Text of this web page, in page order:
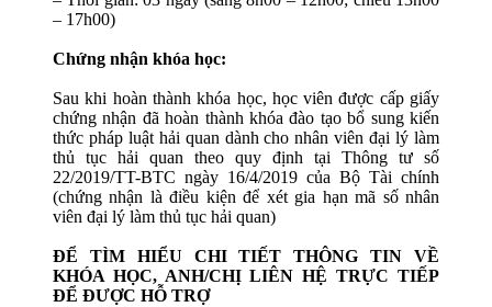
– 17h00)
Chứng nhận khóa học:
Sau khi hoàn thành khóa học, học viên được cấp giấy
chứng nhận đã hoàn thành khóa đào tạo bổ sung kiến
thức pháp luật hải quan dành cho nhân viên đại lý làm
thủ tục hải quan theo quy định tại Thông tư số
22/2019/TT-BTC ngày 16/4/2019 của Bộ Tài chính
(chứng nhận là điều kiện để xét gia hạn mã số nhân
viên đại lý làm thủ tục hải quan)
ĐỂ TÌM HIỂU CHI TIẾT THÔNG TIN VỀ
KHÓA HỌC, ANH/CHỊ LIÊN HỆ TRỰC TIẾP
ĐỂ ĐƯỢC HỖ TRỢ